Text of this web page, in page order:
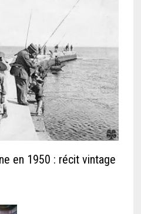
en 1950 : récit vintage